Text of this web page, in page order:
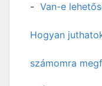
Van-e
Hogyan
számomra